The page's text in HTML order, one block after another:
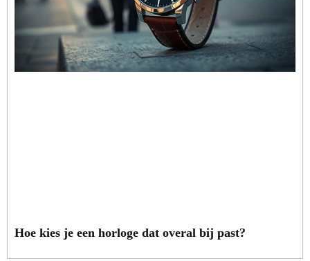
Hoe kies je een horloge dat overal bij past?